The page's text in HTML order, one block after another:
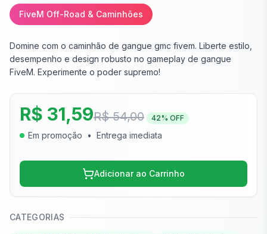
FiveM Off-Road & Caminhões
Domine com o caminhão de gangue gmc fivem. Liberte estilo,
desempenho e design robusto no gameplay de gangue
FiveM. Experimente o poder supremo!
R$ 31,59R$ 54,00 42% OFF
Em promoção • Entrega imediata
Adicionar ao Carrinho
CATEGORIAS